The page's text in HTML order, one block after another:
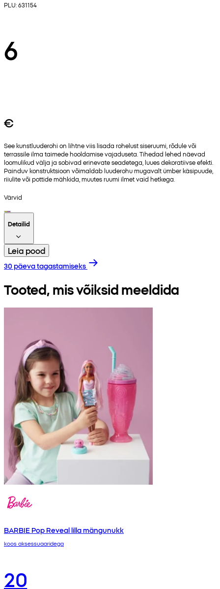
PLU: 631154
6
€
See kunstluuderohi on lihtne viis lisada rohelust siseruumi, rõdule või
terrassile ilma taimede hooldamise vajaduseta. Tihedad lehed näevad
loomulikud välja ja sobivad erinevate seadetega, luues dekoratiivse efekti.
Painduv konstruktsioon võimaldab luuderohu mugavalt ümber käsipuude,
riiulite või pottide mähkida, muutes ruumi ilmet vaid hetkega.
Värvid
Detailid
Leia pood
30 päeva tagastamiseks
Tooted, mis võiksid meeldida
BARBIE Pop Reveal lilla mängunukk
koos aksessuaaridega
20